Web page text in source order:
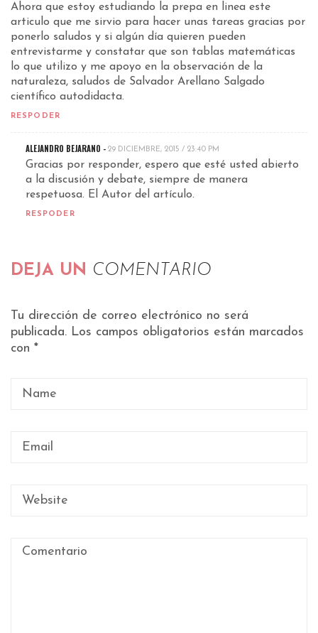
Ahora que estoy estudiando la prepa en linea este
articulo que me sirvio para hacer unas tareas gracias por
ponerlo saludos y si algún día quieren pueden
entrevistarme y constatar que son tablas matemáticas
lo que utilizo y me apoyo en la observación de la
naturaleza, saludos de Salvador Arellano Salgado
científico autodidacta.
RESPODER
ALEJANDRO BEJARANO - 29 DICIEMBRE, 2015 / 23:40 PM
Gracias por responder, espero que esté usted abierto
a la discusión y debate, siempre de manera
respetuosa. El Autor del artículo.
RESPODER
DEJA UN COMENTARIO
Tu dirección de correo electrónico no será
publicada. Los campos obligatorios están marcados
con *